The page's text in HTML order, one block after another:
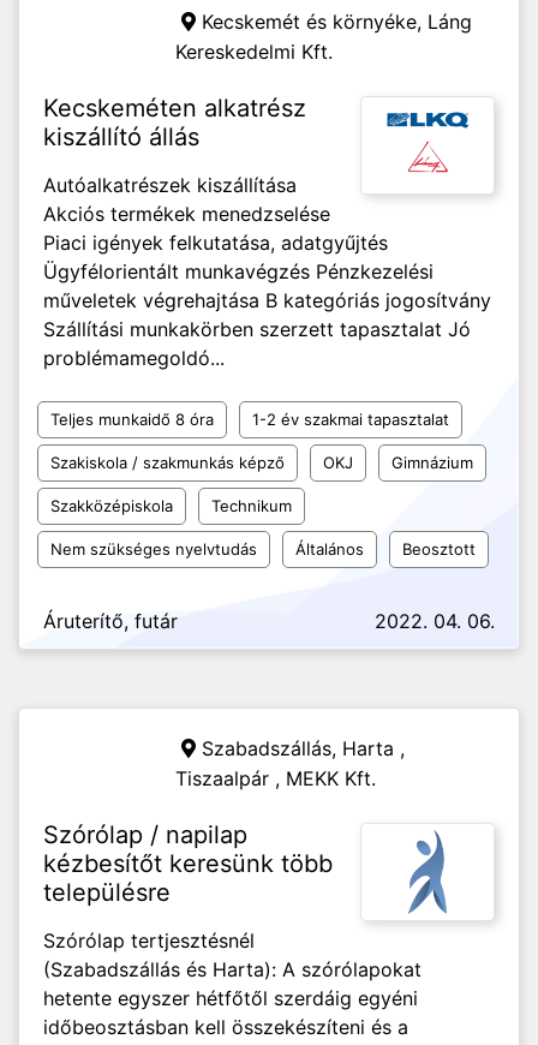
Kecskemét és környéke, Láng
Kereskedelmi Kft.
Kecskeméten alkatrész
kiszállító állás
Autóalkatrészek kiszállítása
Akciós termékek menedzselése
Piaci igények felkutatása, adatgyűjtés
Ügyfélorientált munkavégzés Pénzkezelési
műveletek végrehajtása B kategóriás jogosítvány
Szállítási munkakörben szerzett tapasztalat Jó
problémamegoldó...
Teljes munkaidő 8 óra 1-2 év szakmai tapasztalat
Szakiskola / szakmunkás képző OKJ Gimnázium
Szakközépiskola Technikum
Nem szükséges nyelvtudás Általános Beosztott
Áruterítő, futár 2022. 04. 06.
Szabadszállás, Harta ,
Tiszaalpár , MEKK Kft.
Szórólap / napilap
kézbesítőt keresünk több
településre
Szórólap tertjesztésnél
(Szabadszállás és Harta): A szórólapokat
hetente egyszer hétfőtől szerdáig egyéni
időbeosztásban kell összekészíteni és a